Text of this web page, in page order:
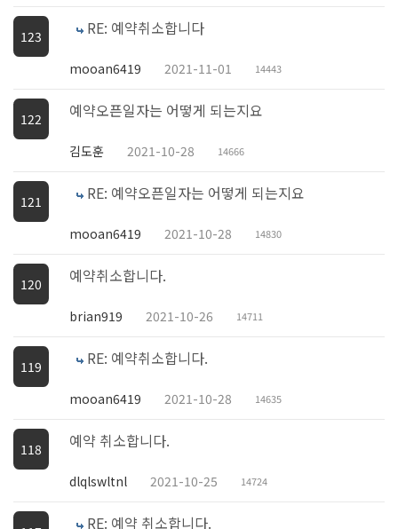
123 RE: 예약취소합니다
mooan6419 2021-11-01 14443
122 예약오픈일자는 어떻게 되는지요
김도훈 2021-10-28 14666
121 RE: 예약오픈일자는 어떻게 되는지요
mooan6419 2021-10-28 14830
120 예약취소합니다.
brian919 2021-10-26 14711
119 RE: 예약취소합니다.
mooan6419 2021-10-28 14635
118 예약 취소합니다.
dlqlswltnl 2021-10-25 14724
RE: 예약 취소합니다.